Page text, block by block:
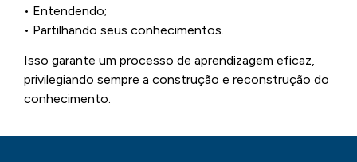
• Entendendo;
• Partilhando seus conhecimentos.
Isso garante um processo de aprendizagem eficaz,
privilegiando sempre a construção e reconstrução do
conhecimento.